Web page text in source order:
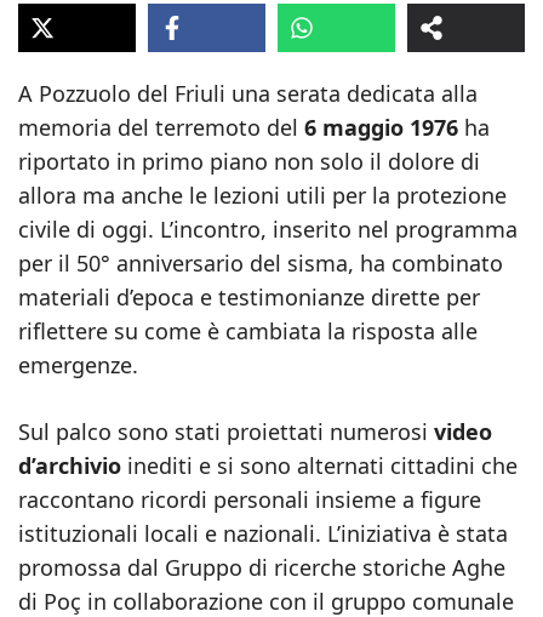
A Pozzuolo del Friuli una serata dedicata alla
memoria del terremoto del 6 maggio 1976 ha
riportato in primo piano non solo il dolore di
allora ma anche le lezioni utili per la protezione
civile di oggi. L’incontro, inserito nel programma
per il 50° anniversario del sisma, ha combinato
materiali d’epoca e testimonianze dirette per
riflettere su come è cambiata la risposta alle
emergenze.
Sul palco sono stati proiettati numerosi video
d’archivio inediti e si sono alternati cittadini che
raccontano ricordi personali insieme a figure
istituzionali locali e nazionali. L’iniziativa è stata
promossa dal Gruppo di ricerche storiche Aghe
di Poç in collaborazione con il gruppo comunale